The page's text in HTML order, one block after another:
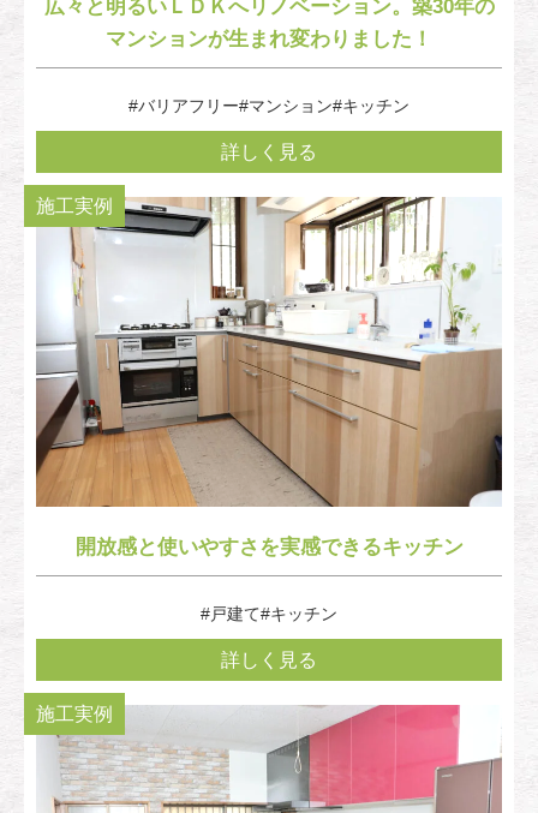
広々と明るいＬＤＫへリノベーション。築30年の
マンションが生まれ変わりました！
#バリアフリー#マンション#キッチン
詳しく見る
施工実例
開放感と使いやすさを実感できるキッチン
#戸建て#キッチン
詳しく見る
施工実例